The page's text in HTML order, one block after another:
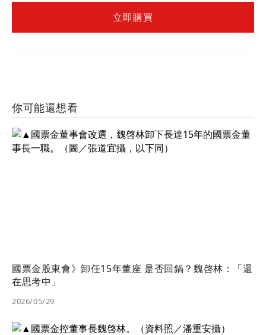
立即購買
你可能還想看
國票金股東會》卸任15年董座 是否回鍋？魏啓林：「還
在思考中」
2026/05/29